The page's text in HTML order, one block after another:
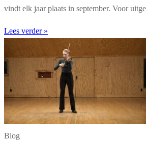
vindt elk jaar plaats in september. Voor
Lees verder »
Blog